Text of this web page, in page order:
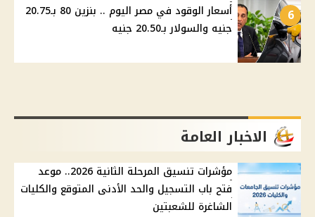
6
أسعار الوقود في مصر اليوم .. بنزين 80 بـ20.75
جنيه والسولار بـ20.50 جنيه
الاخبار العامة
مؤشرات تنسيق المرحلة الثانية 2026.. موعد
فتح باب التسجيل والحد الأدنى المتوقع والكليات
الشاغرة للشعبتين